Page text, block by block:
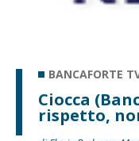
BANCAFORTE
Ciocca
rispetto,